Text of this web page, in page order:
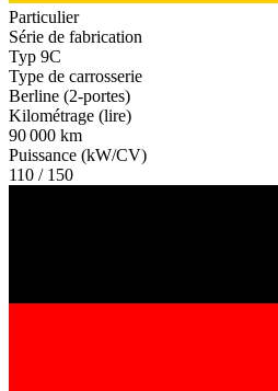
Particulier
Série de fabrication
Typ 9C
Type de carrosserie
Berline (2-portes)
Kilométrage (lire)
90 000 km
Puissance (kW/CV)
110 / 150